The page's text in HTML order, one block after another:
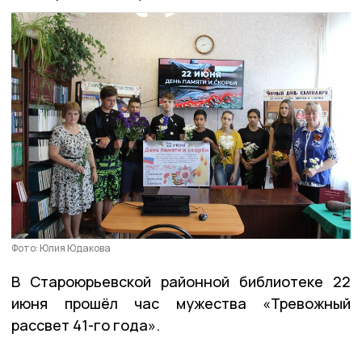
Фото: Юлия Юдакова
В Староюрьевской районной библиотеке 22
июня прошёл час мужества «Тревожный
рассвет 41-го года».